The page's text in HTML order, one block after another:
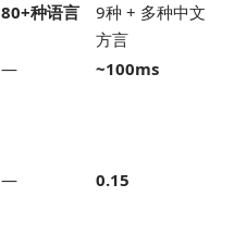
80+种语言
9种 + 多种中文
方言
— ~100ms
— 0.15